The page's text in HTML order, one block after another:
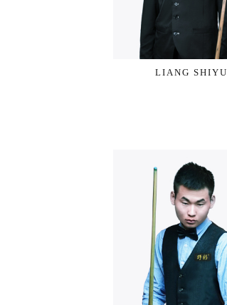
LIANG SHIYU